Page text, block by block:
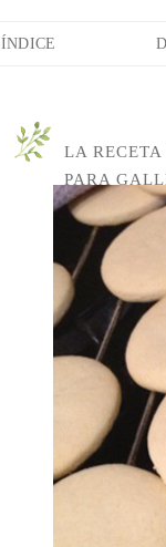
ÍNDICE
LA RECETA
PARA